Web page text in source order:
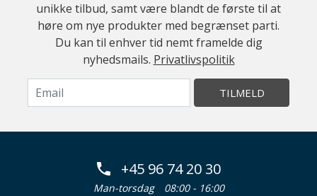
unikke tilbud, samt være blandt de første til at
høre om nye produkter med begrænset parti.
Du kan til enhver tid nemt framelde dig
nyhedsmails. Privatlivspolitik
TILMELD
+45 96 74 20 30
Man-torsdag
08:00 - 16:00